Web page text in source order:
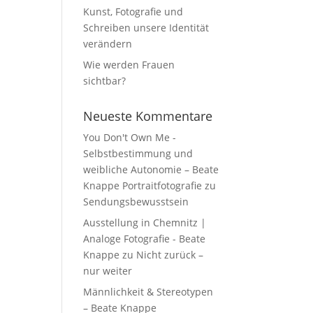
Kunst, Fotografie und
Schreiben unsere Identität
verändern
Wie werden Frauen
sichtbar?
Neueste Kommentare
You Don't Own Me -
Selbstbestimmung und
weibliche Autonomie – Beate
Knappe Portraitfotografie zu
Sendungsbewusstsein
Ausstellung in Chemnitz |
Analoge Fotografie - Beate
Knappe zu Nicht zurück –
nur weiter
Männlichkeit & Stereotypen
– Beate Knappe